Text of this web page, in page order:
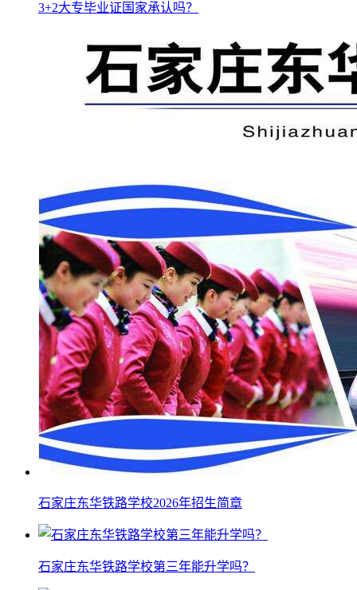
3+2大专毕业证国家承认吗？
石家庄东华铁路学校2026年招生简章
石家庄东华铁路学校第三年能升学吗？